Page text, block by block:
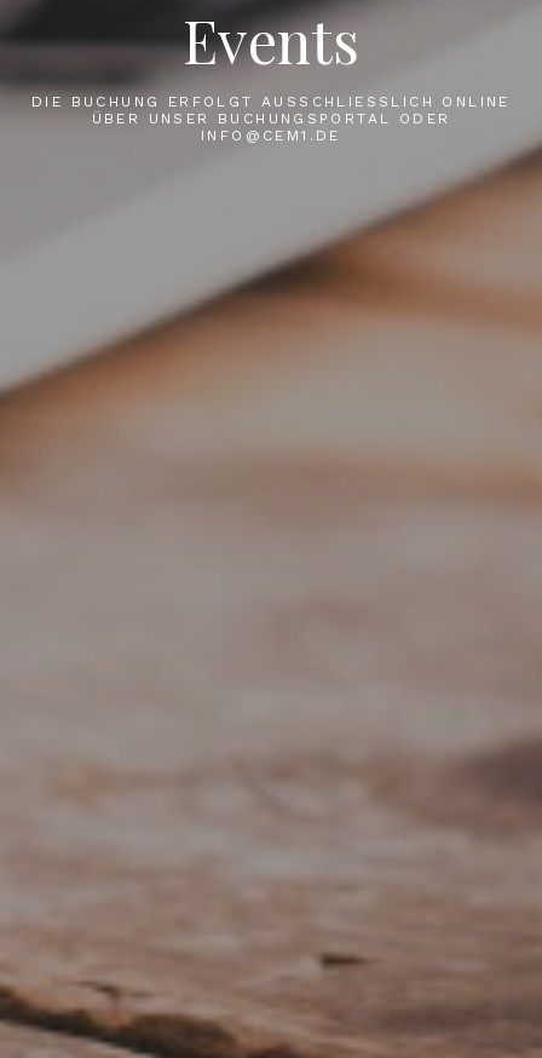
Events
DIE BUCHUNG ERFOLGT AUSSCHLIESSLICH ONLINE Ü
BER UNSER BUCHUNGSPORTAL ODER I
NFO@CEM1.DE